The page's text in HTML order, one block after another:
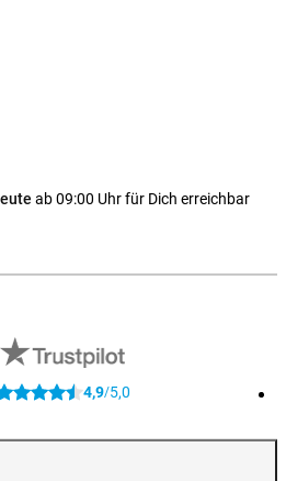
ab09:00 Uhr für Dich erreichbar
4,9/5,0